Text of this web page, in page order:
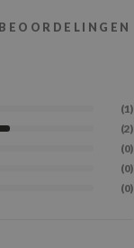
BEOORDELINGEN
(1)
(2)
(0)
(0)
(0)